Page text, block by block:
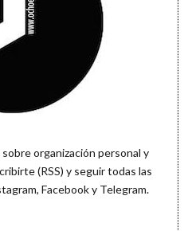
organización personal y
(RSS) y seguir todas las
, Facebooky Telegram.